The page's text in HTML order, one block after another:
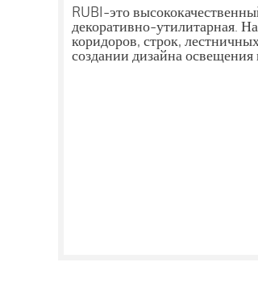
RUBI-это
декоративно-утилитарная.
коридоров, строк,
создании дизайна освещения